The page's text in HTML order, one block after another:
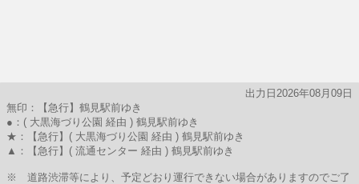
出力日2026年08月09日
無印：【急行】鶴見駅前ゆき
●：( 大黒海づり公園 経由 ) 鶴見駅前ゆき
★：【急行】( 大黒海づり公園 経由 ) 鶴見駅前ゆき
▲：【急行】( 流通センター 経由 ) 鶴見駅前ゆき
※ 道路渋滞等により、予定どおり運行できない場合がありますのでご了